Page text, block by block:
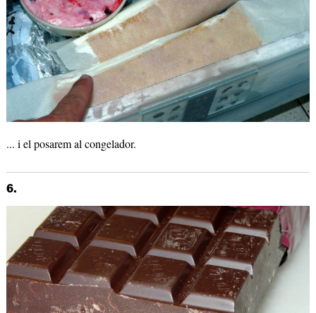
... i el posarem al congelador.
6.